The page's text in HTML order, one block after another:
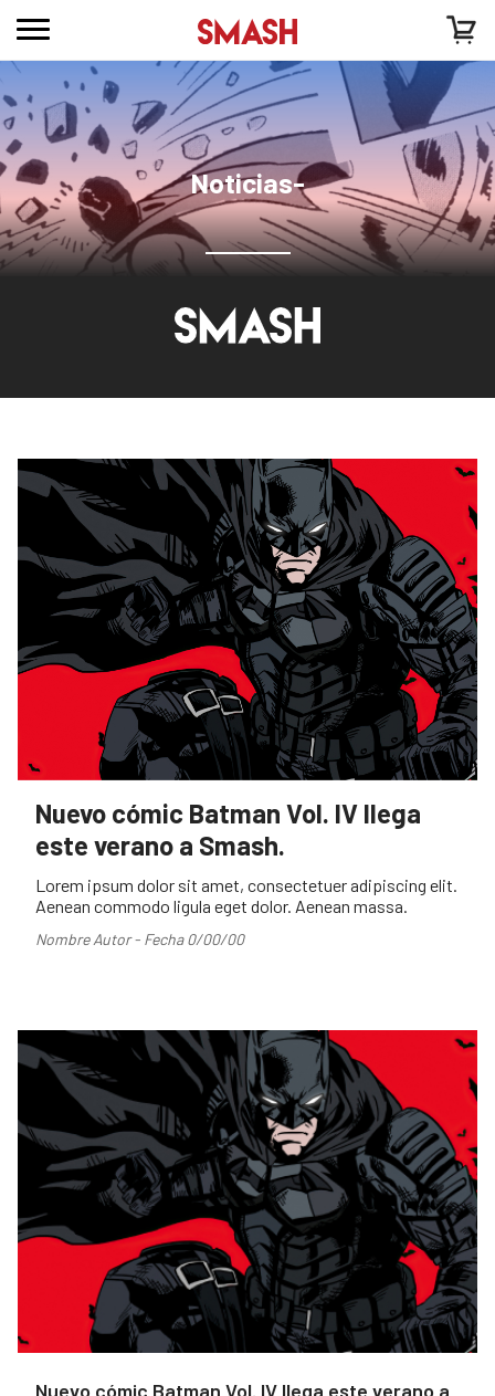
Noticias-
Nuevo cómic Batman Vol. IV llega
este verano a Smash.
Lorem ipsum dolor sit amet, consectetuer adipiscing elit.
Aenean commodo ligula eget dolor. Aenean massa.
Nombre Autor - Fecha 0/00/00
Nuevo cómic Batman Vol. IV llega este verano a